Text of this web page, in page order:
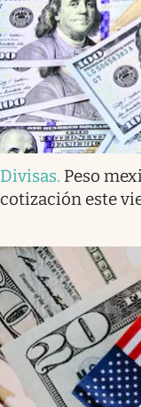
Divisas. Peso
cotización este